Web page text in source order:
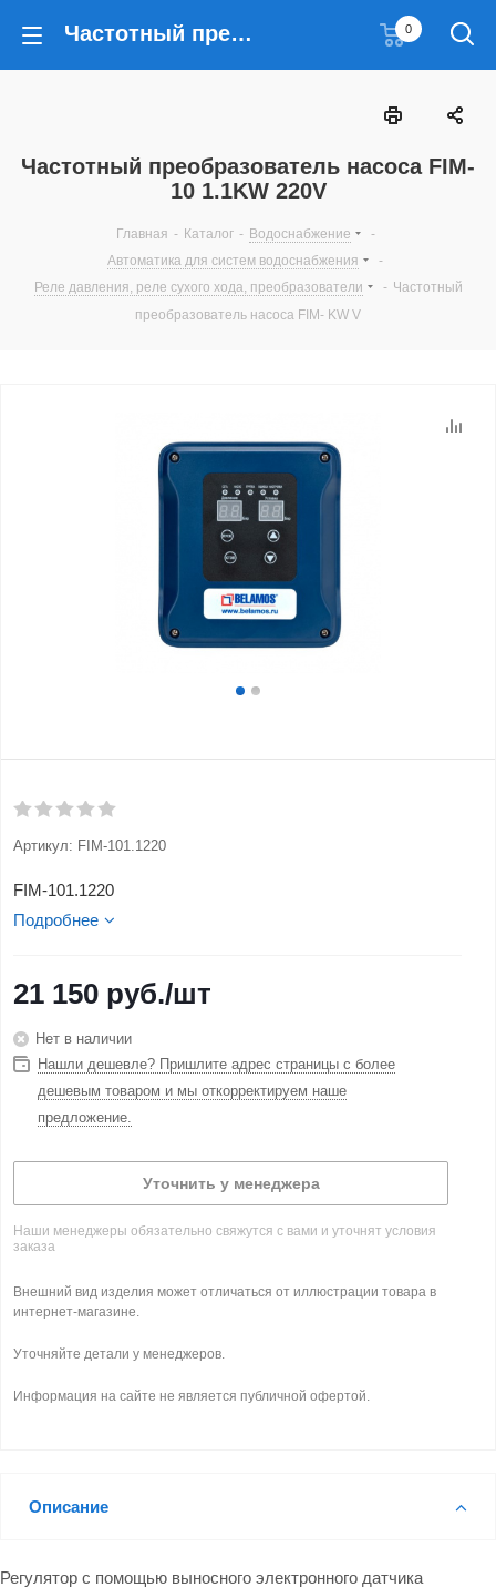
Частотный преобразователь насоса FIM-10 1.1KW 220V 0
Частотный преобразователь насоса FIM-
10 1.1KW 220V
Главная - Каталог - Водоснабжение
-
Автоматика для систем водоснабжения
-
Реле давления, реле сухого хода, преобразователи
- Частотный
преобразователь насоса FIM- KW V
Артикул: FIM-101.1220
FIM-101.1220
Подробнее
21 150 руб./шт
Нет в наличии
Нашли дешевле? Пришлите адрес страницы с более
дешевым товаром и мы откорректируем наше
предложение.
Уточнить у менеджера
Наши менеджеры обязательно свяжутся с вами и уточнят условия
заказа
Внешний вид изделия может отличаться от иллюстрации товара в
интернет-магазине.
Уточняйте детали у менеджеров.
Информация на сайте не является публичной офертой.
Описание
Регулятор с помощью выносного электронного датчика